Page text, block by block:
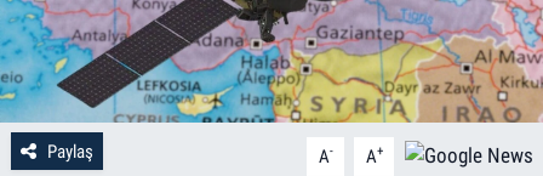
Paylaş A- A+